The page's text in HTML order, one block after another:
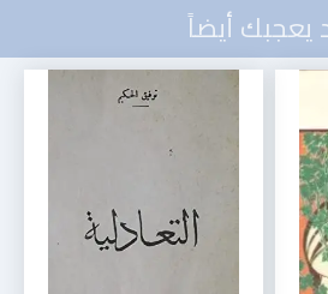
يعجبك أيضاً